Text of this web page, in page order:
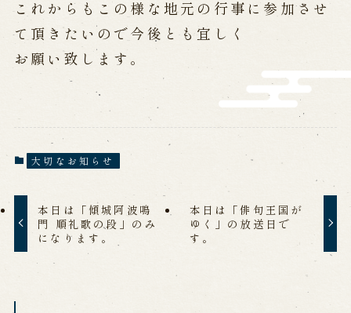
お問い合わせ
メールでお問い合わせ
お電話でお問い合わせ
予約
メールフォームから予約
お電話で予約
※株式会社うずのくに南あわじの求人情報ページへ移動します
これからもこの様な地元の行事に参加させ
て頂きたいので今後とも宜しく
お願い致します。
大切なお知らせ
本日は「傾城阿波鳴
門 順礼歌の段」のみ
になります。
本日は「俳句王国が
ゆく」の放送日で
す。